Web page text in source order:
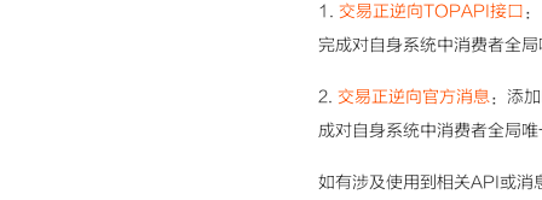
1. 交易正逆向TOPAPI接口
完成对自身系统中消费者全
2. 交易正逆向官方消息：添
成对自身系统中消费者全局
如有涉及使用到相关API或消